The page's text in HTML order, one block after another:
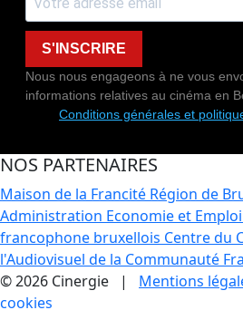
S'INSCRIRE
Nous nous engageons à ne vous
informations relatives au cinéma en
Conditions générales et
NOS PARTENAIRES
Maison de la Francité Région de
Administration Economie et Emploi
francophone bruxellois Centre du
l'Audiovisuel de la Communauté
© 2026 Cinergie | Mentions
cookies